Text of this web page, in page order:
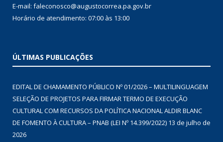
E-mail: faleconosco@augustocorrea.pa.gov.br
Horário de atendimento: 07:00 às 13:00
ÚLTIMAS PUBLICAÇÕES
EDITAL DE CHAMAMENTO PÚBLICO Nº 01/2026 – MULTILINGUAGEM
SELEÇÃO DE PROJETOS PARA FIRMAR TERMO DE EXECUÇÃO
CULTURAL COM RECURSOS DA POLÍTICA NACIONAL ALDIR BLANC
DE FOMENTO À CULTURA – PNAB (LEI Nº 14.399/2022) 13 de julho de
2026